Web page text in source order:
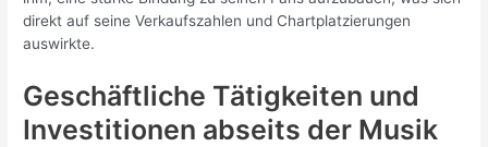
direkt auf seine Verkaufszahlen und Chartplatzierungen
auswirkte.
Geschäftliche Tätigkeiten und
Investitionen abseits der Musik